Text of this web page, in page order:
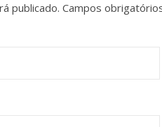
publicado. Campos